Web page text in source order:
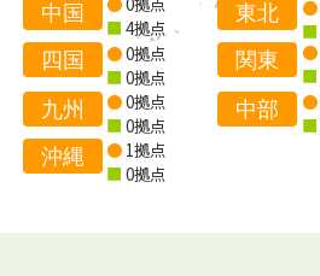
●
■
● 1拠点
■ 0拠点
●0拠点
■ 0拠点
●
■
■ 4拠点
●
■
●0拠点
■ 0拠点
東北
関東
四国
中国
九州
沖縄
中部